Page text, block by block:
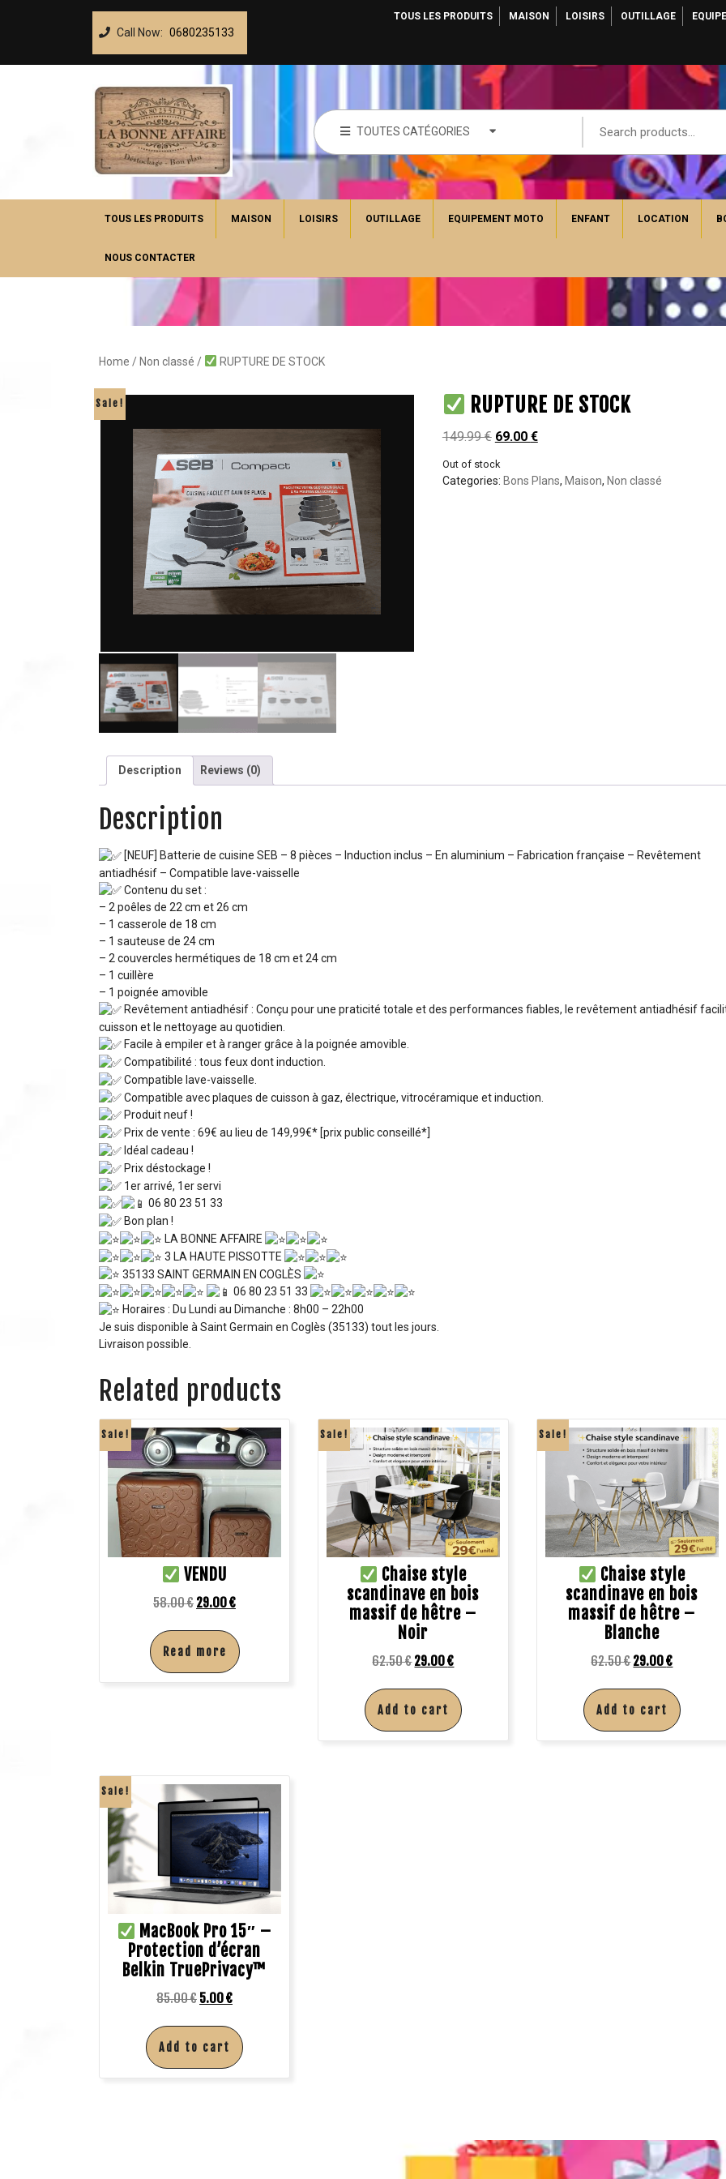
Call Now: 0680235133
TOUS LES PRODUITS MAISON LOISIRS OUTILLAGE
TOUTES CATÉGORIES
TOUS LES PRODUITS MAISON LOISIRS OUTILLAGE EQUIPEMENT MOTO ENFANT LOCATION
NOUS CONTACTER
Home / Non classé / RUPTURE DE STOCK
Sale! RUPTURE DE STOCK
149.99€ 69.00 €
Out of stock
Categories: Bons Plans, Maison, Non classé
Description Reviews (0)
Description
[NEUF] Batterie de cuisine SEB – 8 pièces – Induction inclus – En aluminium – Fabrication française – Revêtement
antiadhésif – Compatible lave-vaisselle
Contenu du set :
– 2 poêles de 22 cm et 26 cm
– 1 casserole de 18 cm
– 1 sauteuse de 24 cm
– 2 couvercles hermétiques de 18 cm et 24 cm
– 1 cuillère
– 1 poignée amovible
Revêtement antiadhésif : Conçu pour une praticité totale et des performances fiables, le revêtement antiadhésif
cuisson et le nettoyage au quotidien.
Facile à empiler et à ranger grâce à la poignée amovible.
Compatibilité : tous feux dont induction.
Compatible lave-vaisselle.
Compatible avec plaques de cuisson à gaz, électrique, vitrocéramique et induction.
Produit neuf !
Prix de vente : 69€ au lieu de 149,99€* [prix public conseillé*]
Idéal cadeau !
Prix déstockage !
1er arrivé, 1er servi
06 80 23 51 33
Bon plan !
LA BONNE AFFAIRE
3 LA HAUTE PISSOTTE
35133 SAINT GERMAIN EN COGLÈS
06 80 23 51 33
Horaires : Du Lundi au Dimanche : 8h00 – 22h00
Je suis disponible à Saint Germain en Coglès (35133) tout les jours.
Livraison possible.
Related products
Sale!
VENDU
58.00€ 29.00€
Read more
Sale!
Chaise style
scandinave en bois
massif de hêtre –
Noir
62.50€29.00€
Add to cart
Sale!
Chaise style
scandinave en bois
massif de hêtre –
Blanche
62.50€29.00€
Add to cart
Sale!
MacBook Pro 15″ –
Protection d’écran
Belkin TruePrivacy™
85.00€ 5.00€
Add to cart